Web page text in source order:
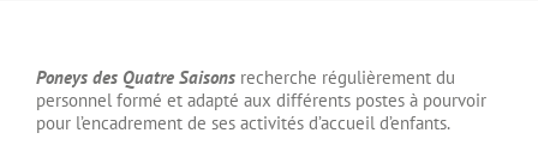
Poneys des Quatre Saisons recherche régulièrement du
personnel formé et adapté aux différents postes à pourvoir
pour l’encadrement de ses activités d’accueil d’enfants.